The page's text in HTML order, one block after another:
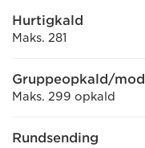
Hurtigkald
Maks. 281
Gruppeopkald/
Maks. 299 opkald
Rundsending